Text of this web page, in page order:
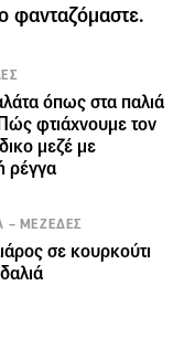
φανταζόμαστε.
όπως στα παλιά
φτιάχνουμε τον
μεζέ με
ρέγγα
– ΜΕΖΕΔΕΣ
σε κουρκούτι